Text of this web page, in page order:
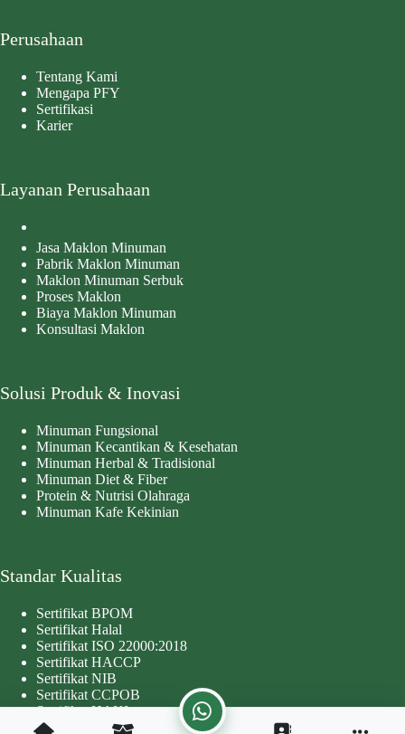
Perusahaan
Tentang Kami
Mengapa PFY
Sertifikasi
Karier
Layanan Perusahaan
Jasa Maklon Minuman
Pabrik Maklon Minuman
Maklon Minuman Serbuk
Proses Maklon
Biaya Maklon Minuman
Konsultasi Maklon
Solusi Produk & Inovasi
Minuman Fungsional
Minuman Kecantikan & Kesehatan
Minuman Herbal & Tradisional
Minuman Diet & Fiber
Protein & Nutrisi Olahraga
Minuman Kafe Kekinian
Standar Kualitas
Sertifikat BPOM
Sertifikat Halal
Sertifikat ISO 22000:2018
Sertifikat HACCP
Sertifikat NIB
Sertifikat CCPOB
Sertifikat HAKI
Copyright © 2026 - Developed by
Worthentik Digital